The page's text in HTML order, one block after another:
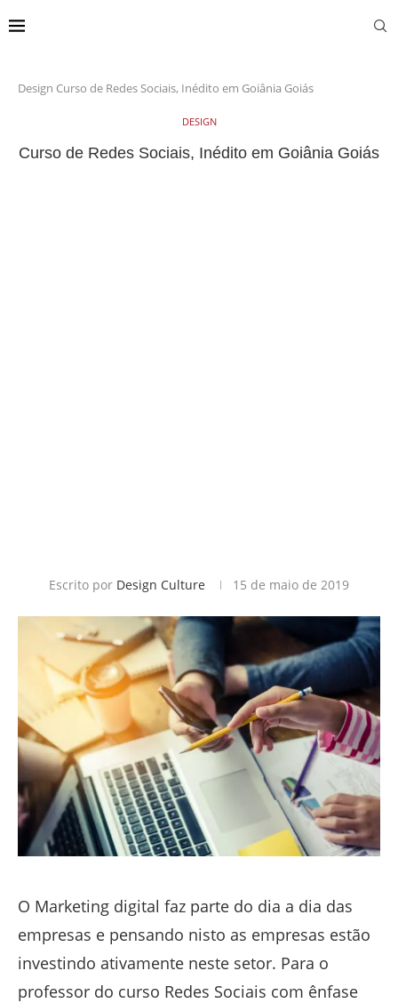
Design Curso de Redes Sociais, Inédito em Goiânia Goiás
DESIGN
Curso de Redes Sociais, Inédito em Goiânia Goiás
Escrito por Design Culture 15 de maio de 2019
O Marketing digital faz parte do dia a dia das
empresas e pensando nisto as empresas estão
investindo ativamente neste setor. Para o
professor do curso Redes Sociais com ênfase